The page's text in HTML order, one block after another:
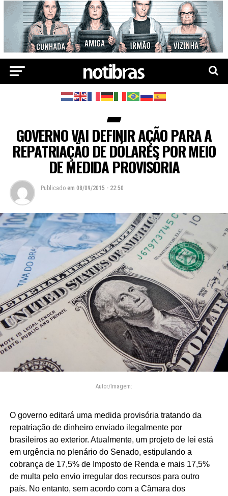
GOVERNO VAI DEFINIR AÇÃO PARA A
REPATRIAÇÃO DE DÓLARES POR MEIO
DE MEDIDA PROVISÓRIA
Publicado em 08/09/2015 - 22:50
Autor/Imagem:
O governo editará uma medida provisória tratando da
repatriação de dinheiro enviado ilegalmente por
brasileiros ao exterior. Atualmente, um projeto de lei está
em urgência no plenário do Senado, estipulando a
cobrança de 17,5% de Imposto de Renda e mais 17,5%
de multa pelo envio irregular dos recursos para outro
país. No entanto, sem acordo com a Câmara dos